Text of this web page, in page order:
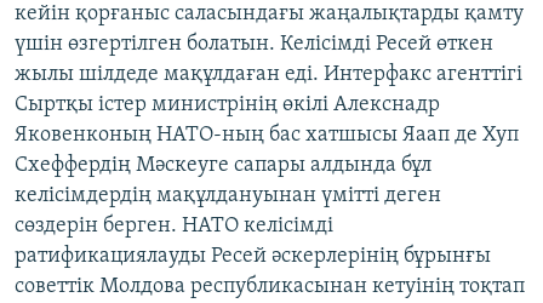
ЖАЗЫЛЫҢЫЗ
Басқа тілдерде
кейін қорғаныс саласындағы жаңалықтарды қамту
үшін өзгертілген болатын. Келісімді Ресей өткен
жылы шілдеде мақұлдаған еді. Интерфакс агенттігі
Сыртқы істер министрінің өкілі Алекснадр
Яковенконың НАТО-ның бас хатшысы Яаап де Хуп
Схеффердің Мәскеуге сапары алдында бұл
келісімдердің мақұлдануынан үмітті деген
сөздерін берген. НАТО келісімді
ратификациялауды Ресей әскерлерінің бұрынғы
советтік Молдова республикасынан кетуінің тоқтап